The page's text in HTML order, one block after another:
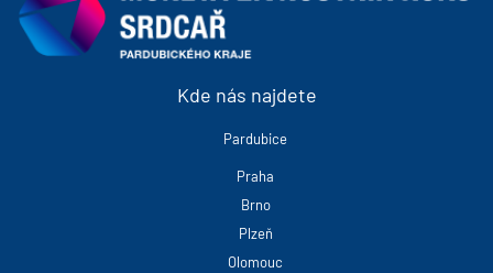
Kde nás najdete
Pardubice
Praha
Brno
Plzeň
Olomouc